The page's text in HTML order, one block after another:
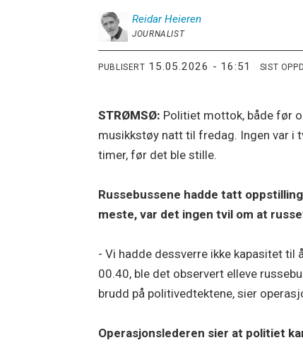
Reidar Heieren
JOURNALIST
PUBLISERT 15.05.2026 - 16:51 SIST
STRØMSØ: Politiet mottok, både før
musikkstøy natt til fredag. Ingen var i
timer, før det ble stille.
Russebussene hadde tatt
meste, var det ingen tvil om at
- Vi hadde dessverre ikke kapasitet til
00.40, ble det observert elleve
brudd på politivedtektene, sier
Operasjonslederen sier at politiet